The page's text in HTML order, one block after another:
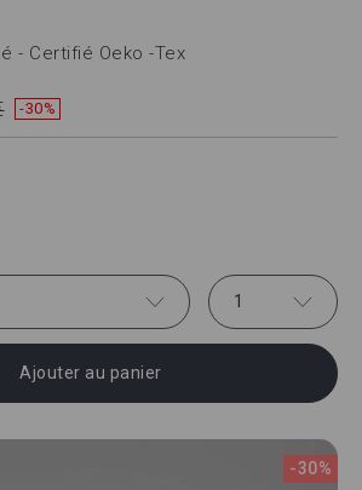
- Certifié Oeko -Tex
-30%
1
Ajouter au panier
-30%